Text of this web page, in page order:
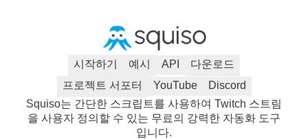
시작하기 예시 API
다운로드
프로젝트 서포터
YouTube
Discord
Squiso는 간단한 스크립트를 사용하여 Twitch 스트림
을 사용자 정의할 수 있는 무료의 강력한 자동화 도구
입니다.